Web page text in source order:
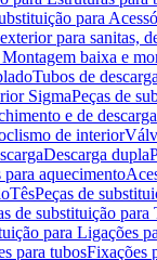
para
para sanitas,
baixa e
Tubos de
SigmaPeças de
e de descarga
de interior
Descarga dupla
aquecimento
TêsPeças de
de substituição para
para Ligações
para tubosFixações